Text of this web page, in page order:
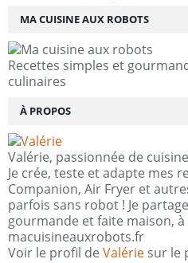
MA CUISINE AUX ROBOTS
Recettes simples et
culinaires
À PROPOS
Valérie, passionnée de
Je crée, teste et adapte mes
Companion, Air Fryer et
parfois sans robot ! Je
gourmande et faite maison,
macuisineauxrobots.fr
Voir le profil de Valérie sur le